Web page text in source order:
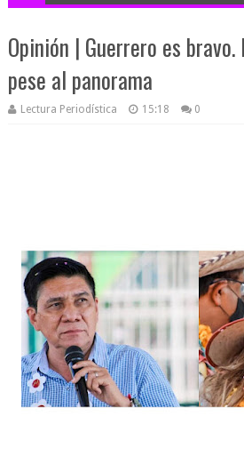
Opinión | Guerrero es bravo.
pese al panorama
Lectura Periodística 15:18 0